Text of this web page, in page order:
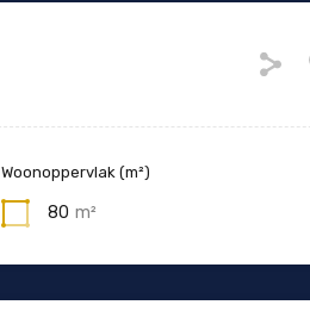
Woonoppervlak (m²)
80 m²